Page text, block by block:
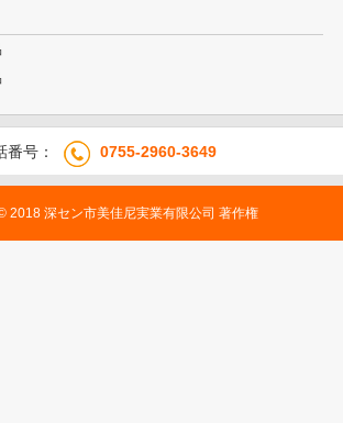
番号： 0755-2960-3649
2018 深セン市美佳尼実業有限公司 著作権